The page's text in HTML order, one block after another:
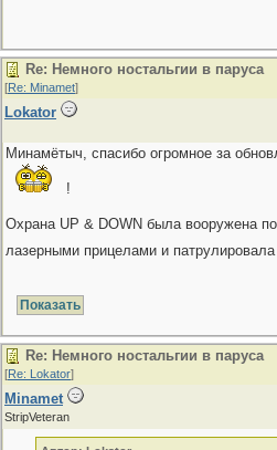
Re: Немного ностальгии в паруса
[Re: Minamet]
Lokator
Минамётыч, спасибо огромное за
!
Охрана UP & DOWN была вооружена
лазерными прицелами и
Re: Немного ностальгии в паруса
[Re: Lokator]
Minamet
StripVeteran